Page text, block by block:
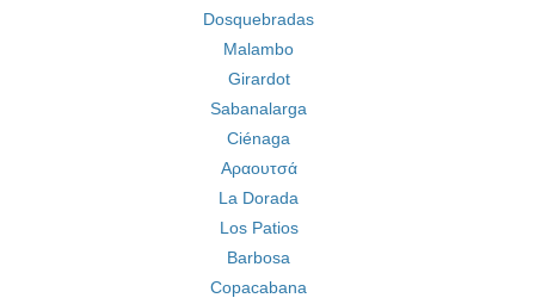
Dosquebradas
Malambo
Girardot
Sabanalarga
Ciénaga
Αραουτσά
La Dorada
Los Patios
Barbosa
Copacabana